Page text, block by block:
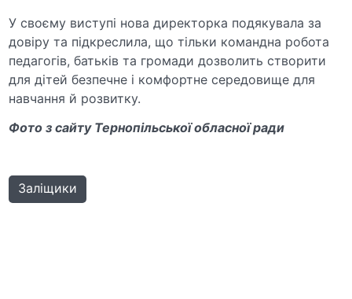
У своєму виступі нова директорка подякувала за
довіру та підкреслила, що тільки командна робота
педагогів, батьків та громади дозволить створити
для дітей безпечне і комфортне середовище для
навчання й розвитку.
Фото з сайту Тернопільської обласної ради
Заліщики